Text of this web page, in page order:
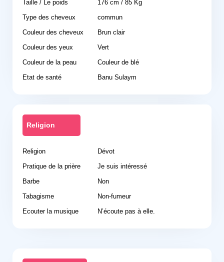
Type des cheveux
commun
Couleur des cheveux
Brun clair
Couleur des yeux
Vert
Couleur de la peau
Couleur de blé
Etat de santé
Banu Sulaym
Religion
Religion
Dévot
Pratique de la prière
Je suis intéressé
Barbe
Non
Tabagisme
Non-fumeur
Ecouter la musique
N’écoute pas à elle.